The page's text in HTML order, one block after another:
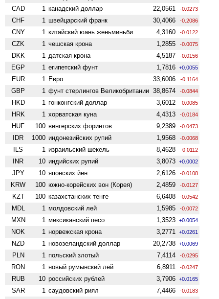
CAD 1 канадский доллар 22,0561 -0.0273
CHF 1 швейцарский франк 30,4066 -0.2086
CNY 1 китайский юань женьминьби 4,3160 -0.0122
CZK 1 чешская крона 1,2855 -0.0075
DKK 1 датская крона 4,5187 -0.0156
EGP 1 египетский фунт 1,7816 +0.0055
EUR 1 Евро 33,6006 -0.1164
GBP 1 фунт стерлингов Велико­британии 38,8674 -0.0844
HKD 1 гонконгский доллар 3,6012 -0.0085
HRK 1 хорватская куна 4,4313 -0.0184
HUF 100 венгерских форинтов 9,2389 -0.0473
IDR 1000 индонезийских рупий 1,9568 -0.0068
ILS 1 израильский шекель 8,4628 -0.0112
INR 10 индийских рупий 3,8073 +0.0002
JPY 10 японских йен 2,6126 -0.0108
KRW 100 южно-корейских вон (Корея) 2,4859 -0.0127
KZT 100 казахстанских тенге 6,6408 -0.0542
MDL 1 молдовский лей 1,5985 -0.0072
MXN 1 мексиканский песо 1,3523 +0.0054
NOK 1 норвежская крона 3,2771 +0.0261
NZD 1 ново­зеландский доллар 20,2738 +0.0069
PLN 1 польский злотый 7,4114 -0.0295
RON 1 новый румынский лей 6,8911 -0.0247
RUB 10 российских рублей 3,7906 +0.0165
SAR 1 саудовский риял 7,4466 -0.0183